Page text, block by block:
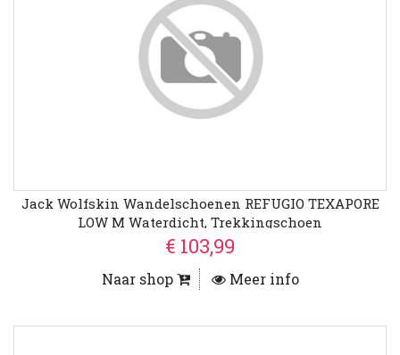
Jack Wolfskin Wandelschoenen REFUGIO TEXAPORE
LOW M Waterdicht, Trekkingschoen
€ 103,99
Naar shop Meer info